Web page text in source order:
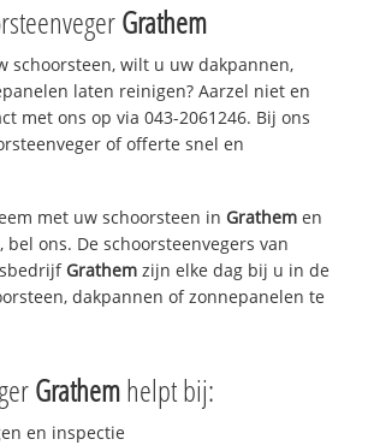
Grathem
schoorsteen, wilt u uw dakpannen,
laten reinigen? Aarzel niet en
met ons op via 043-2061246. Bij ons
of offerte snel en
met uw schoorsteen in Grathem en
ons. De schoorsteenvegers van
Grathem zijn elke dag bij u in de
dakpannen of zonnepanelen te
Grathemhelpt bij:
en inspectie